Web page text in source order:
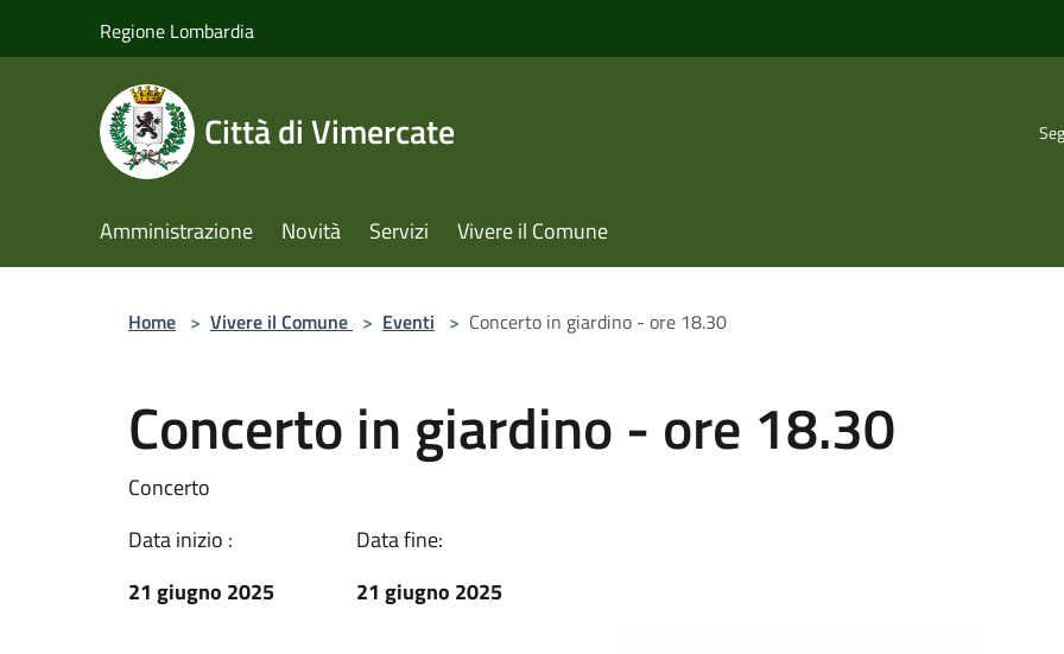
Regione Lombardia
Città di Vimercate
Amministrazione Novità Servizi Vivere il Comune
Home > Vivere il Comune > Eventi > Concerto in giardino - ore 18.30
Concerto in giardino - ore 18.30
Concerto
Data inizio :
21 giugno 2025
Data fine:
21 giugno 2025